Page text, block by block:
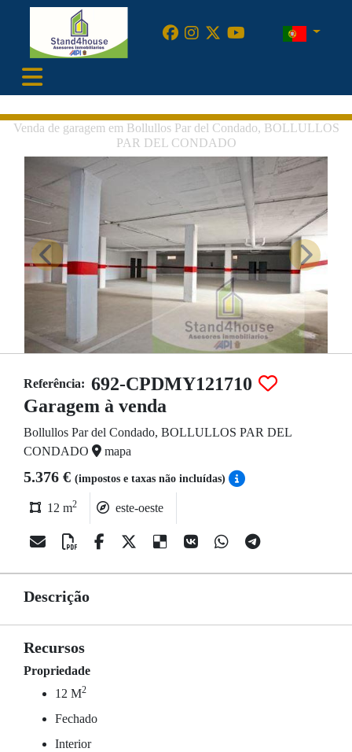
Venda de garagem em Bollullos Par del Condado, BOLLULLOS
PAR DEL CONDADO
Referência: 692-CPDMY121710
Garagem à venda
Bollullos Par del Condado, BOLLULLOS PAR DEL
CONDADO
mapa
5.376 € (impostos e taxas não incluídas)
12 m2 este-oeste
Descrição
Recursos
Propriedade
12 M2
Fechado
Interior